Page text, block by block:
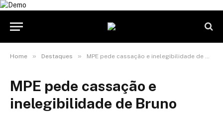
Home » Destaques » MPE pede cassação e inelegibilidade de Bruno Pezão
MPE pede cassação e
inelegibilidade de Bruno